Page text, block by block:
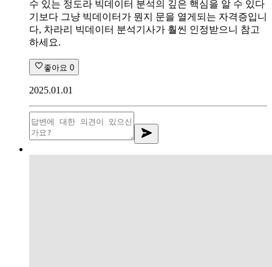
수 있는 정도라 빅데이터 분석의 깊은 핵심을 알 수 있다
기보다 그냥 빅데이터가 뭔지 문을 열게되는 자격증입니
다, 차라리 빅데이터 분석기사가 훨씬 인정받으니 참고
하세요.
좋아요 0
2025.01.01